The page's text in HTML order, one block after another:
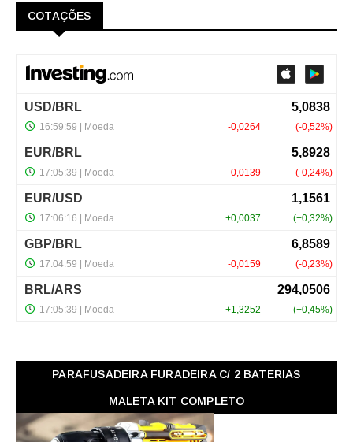
COTAÇÕES
PARAFUSADEIRA FURADEIRA C/ 2 BATERIAS
MALETA KIT COMPLETO